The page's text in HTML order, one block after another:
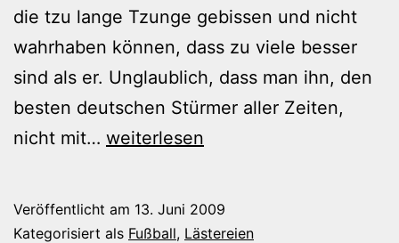
die tzu lange Tzunge gebissen und nicht
wahrhaben können, dass zu viele besser
sind als er. Unglaublich, dass man ihn, den
besten deutschen Stürmer aller Zeiten,
nicht mit… Der
weiterlesen
Veröffentlicht am 13. Juni 2009
Kategorisiert als Fußball, Lästereien